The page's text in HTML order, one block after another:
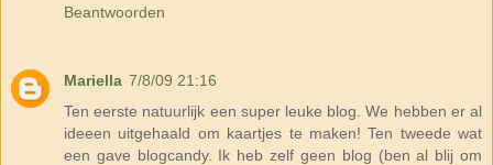
Beantwoorden
Mariella 7/8/09 21:16
Ten eerste natuurlijk een super leuke blog. We hebben er al
ideeen uitgehaald om kaartjes te maken! Ten tweede wat
een gave blogcandy. Ik heb zelf geen blog (ben al blij om